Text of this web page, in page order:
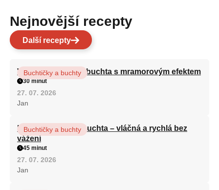
Nejnovější recepty
Další recepty
Vláčná olejová litá buchta s mramorovým efektem
Buchtičky a buchty
30 minut
27. 07. 2026
Jan
Hrnková maková buchta – vláčná a rychlá bez
vážení
Buchtičky a buchty
45 minut
27. 07. 2026
Jan